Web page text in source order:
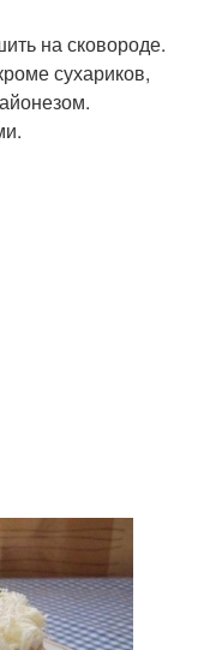
на сковороде.
сухариков,